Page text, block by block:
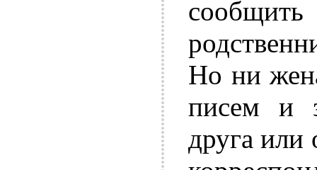
Но ни
писем и
друга или